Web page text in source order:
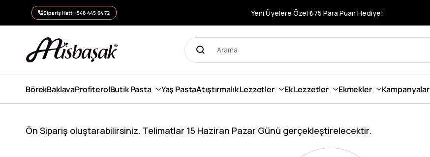
Sipariş Hattı: 546 445 64 72 Yeni Üyelere Özel ₺75 Para Puan Hediye!
BörekBaklavaProfiterolButik Pasta Yaş PastaAtıştırmalık Lezzetler Ek Lezzetler Ekmekler Kampanyalar
Ön Sipariş oluştarabilirsiniz. Telimatlar 15 Haziran Pazar Günü gerçekleştirelecektir.